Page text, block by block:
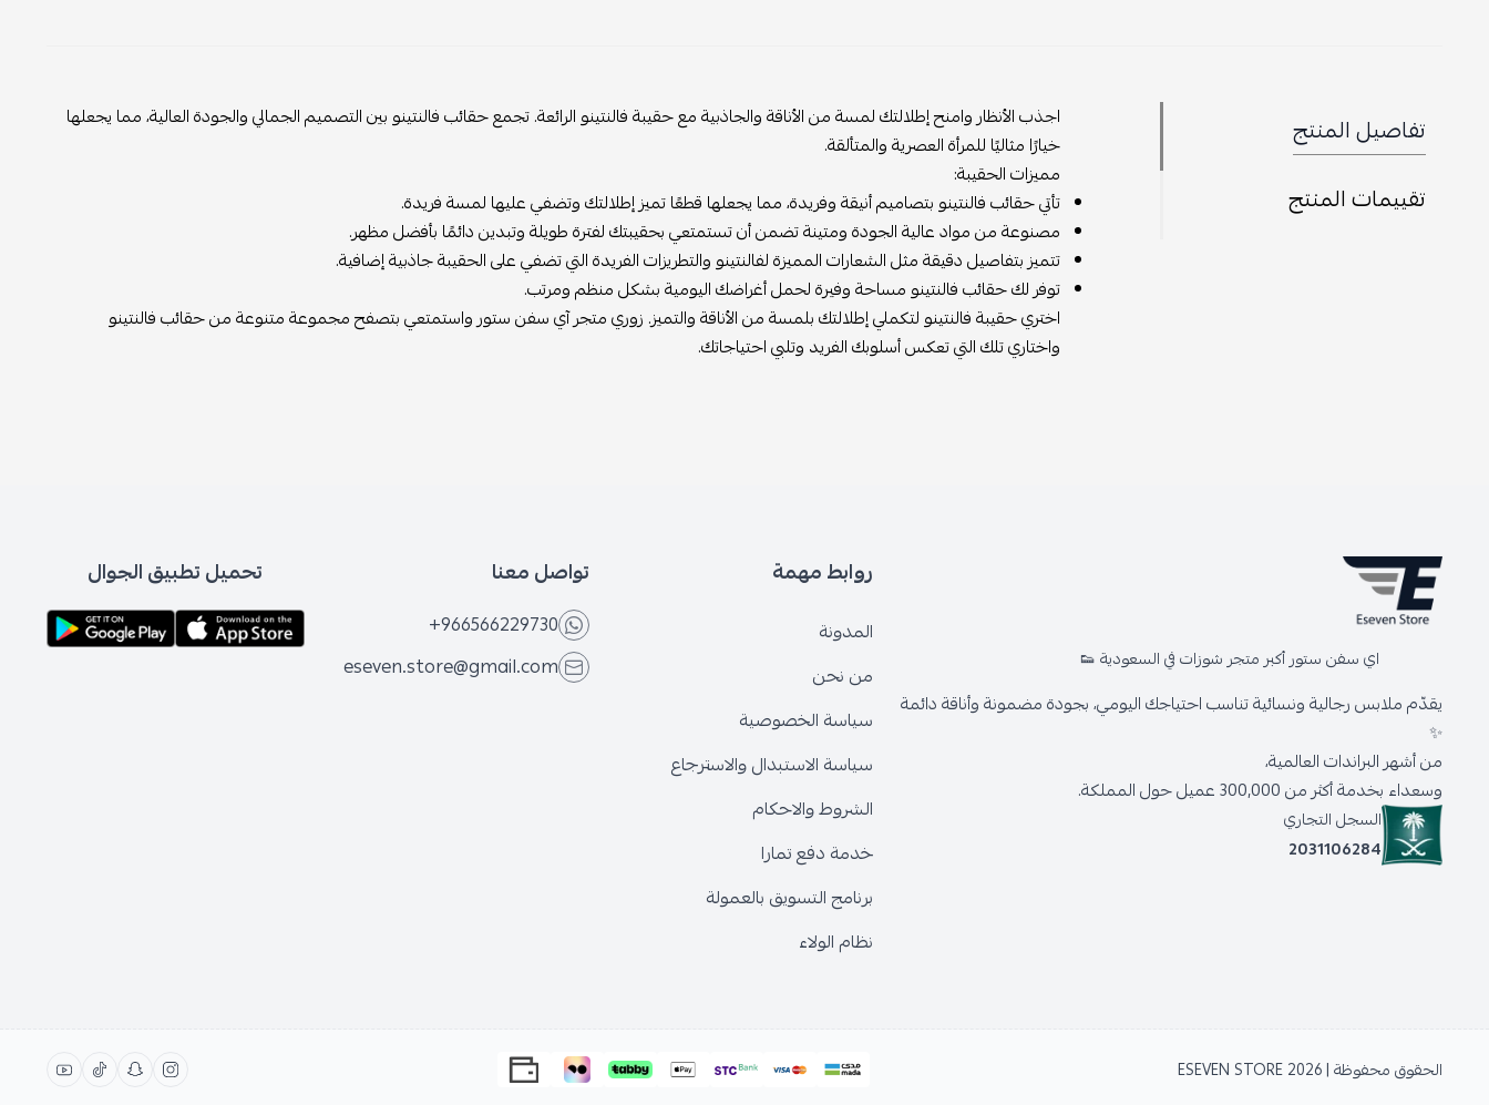
تفاصيل المنتج
تقييمات المنتج
اجذب الأنظار وامنح إطلالتك لمسة من الأناقة والجاذبية مع حقيبة فالنتينو الرائعة. تجمع حقائب فالنتينو بين التصميم الجمالي والجودة العالية، مما يجعلها
خيارًا مثاليًا للمرأة العصرية والمتألقة.
مميزات الحقيبة:
تأتي حقائب فالنتينو بتصاميم أنيقة وفريدة، مما يجعلها قطعًا تميز إطلالتك وتضفي عليها لمسة فريدة.
مصنوعة من مواد عالية الجودة ومتينة تضمن أن تستمتعي بحقيبتك لفترة طويلة وتبدين دائمًا بأفضل مظهر.
تتميز بتفاصيل دقيقة مثل الشعارات المميزة لفالنتينو والتطريزات الفريدة التي تضفي على الحقيبة جاذبية إضافية.
توفر لك حقائب فالنتينو مساحة وفيرة لحمل أغراضك اليومية بشكل منظم ومرتب.
اختري حقيبة فالنتينو لتكملي إطلالتك بلمسة من الأناقة والتميز. زوري متجر آي سفن ستور واستمتعي بتصفح مجموعة متنوعة من حقائب فالنتينو
واختاري تلك التي تعكس أسلوبك الفريد وتلبي احتياجاتك.
اي سفن ستور أكبر متجر شوزات في السعودية 👟
يقدّم ملابس رجالية ونسائية تناسب احتياجك اليومي، بجودة مضمونة وأناقة دائمة
✨
من أشهر البراندات العالمية،
وسعداء بخدمة أكثر من 300,000 عميل حول المملكة.
السجل التجاري
2031106284
روابط مهمة
المدونة
من نحن
سياسة الخصوصية
سياسة الاستبدال والاسترجاع
الشروط والاحكام
خدمة دفع تمارا
برنامج التسويق بالعمولة
نظام الولاء
تواصل معنا
+966566229730
eseven.store@gmail.com
تحميل تطبيق الجوال
الحقوق محفوظة | 2026 ESEVEN STORE